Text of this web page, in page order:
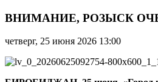
РОЗЫСК
ОЧЕВИДЦЕВ!
ВНИМАНИЕ, РОЗЫСК
четверг, 25 июня 2026 13:00